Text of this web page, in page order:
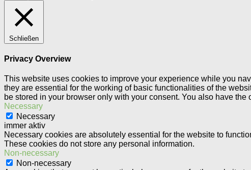
Schließen
Privacy Overview
This website uses cookies to improve your experience while you
they are essential for the working of basic functionalities of the
be stored in your browser only with your consent. You also have
Necessary
Necessary
immer aktiv
Necessary cookies are absolutely essential for the website to
These cookies do not store any personal information.
Non-necessary
Non-necessary